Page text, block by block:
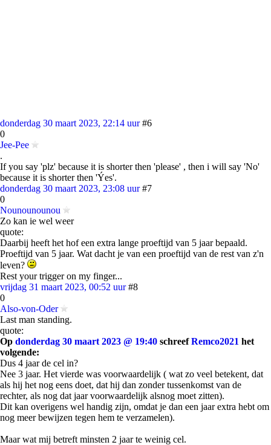
donderdag 30 maart 2023, 22:14 uur #6
0
Jee-Pee
.
If you say 'plz' because it is shorter then 'please' , then i will say 'No'
because it is shorter then 'Ýes'.
donderdag 30 maart 2023, 23:08 uur #7
0
Nounounounou
Zo kan ie wel weer
quote:
Daarbij heeft het hof een extra lange proeftijd van 5 jaar bepaald.
Proeftijd van 5 jaar. Wat dacht je van een proeftijd van de rest van z'n
leven?
Rest your trigger on my finger...
vrijdag 31 maart 2023, 00:52 uur #8
0
Also-von-Oder
Last man standing.
quote:
Op donderdag 30 maart 2023 @ 19:40 schreefRemco2021 het
volgende:
Dus 4 jaar de cel in?
Nee 3 jaar. Het vierde was voorwaardelijk ( wat zo veel betekent, dat
als hij het nog eens doet, dat hij dan zonder tussenkomst van de
rechter, als nog dat jaar voorwaardelijk alsnog moet zitten).
Dit kan overigens wel handig zijn, omdat je dan een jaar extra hebt om
nog meer bewijzen tegen hem te verzamelen).
Maar wat mij betreft minsten 2 jaar te weinig cel.